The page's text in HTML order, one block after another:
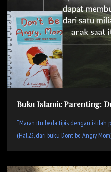
Buku Islamic Parenting:
“Marah itu beda tipis dengan istilah
(Hal.23, dari buku Dont be Angry,